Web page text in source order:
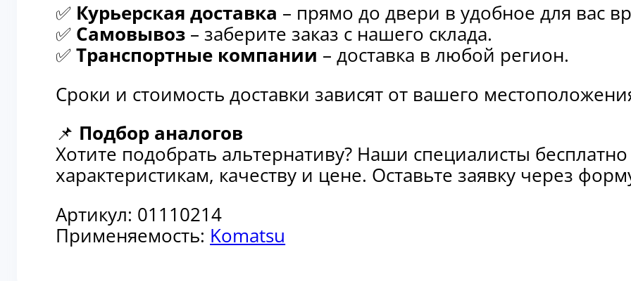
✅ Курьерская доставка – прямо до двери в удобное для вас
✅ Самовывоз – заберите заказ с нашего склада.
✅ Транспортные компании – доставка в любой регион.
Сроки и стоимость доставки зависят от вашего
📌 Подбор аналогов
Хотите подобрать альтернативу? Наши специалисты
характеристикам, качеству и цене. Оставьте заявку через
Артикул: 01110214
Применяемость: Komatsu